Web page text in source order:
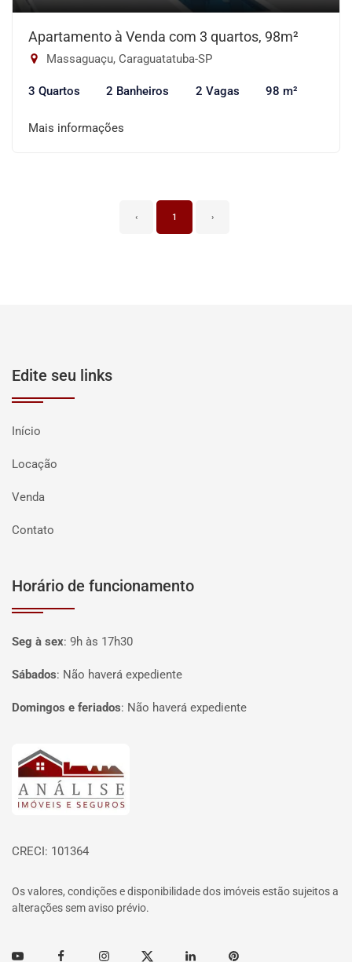
Apartamento à Venda com 3 quartos, 98m²
Massaguaçu, Caraguatatuba-SP
3 Quartos 2 Banheiros 2 Vagas 98 m²
Mais informações
‹ 1 ›
Edite seu links
Início
Locação
Venda
Contato
Horário de funcionamento
Seg à sex: 9h às 17h30
Sábados: Não haverá expediente
Domingos e feriados: Não haverá expediente
Página inicial
CRECI: 101364
Os valores, condições e disponibilidade dos imóveis estão sujeitos a
alterações sem aviso prévio.
Youtube FacebookInstagramTwitter Linkedin Pinterest